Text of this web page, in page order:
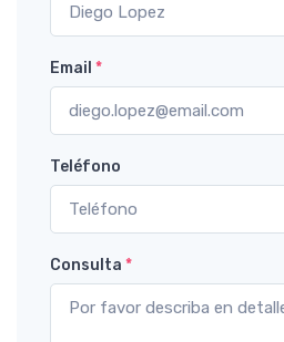
Email *
Teléfono
Consulta *